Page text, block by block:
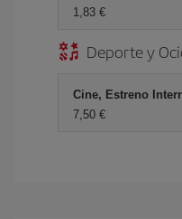
1,83
Deporte y
Cine, Estreno
7,50